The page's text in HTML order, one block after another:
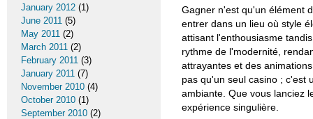
Gagner n'est qu'un élément
entrer dans un lieu où style
attisant l'enthousiasme
rythme de l'modernité,
attrayantes et des
pas qu'un seul casino ; c'est
ambiante. Que vous lanciez
expérience singulière.
January 2012 (1)
June 2011 (5)
May 2011 (2)
March 2011 (2)
February 2011 (3)
January 2011 (7)
November 2010 (4)
October 2010 (1)
September 2010 (2)